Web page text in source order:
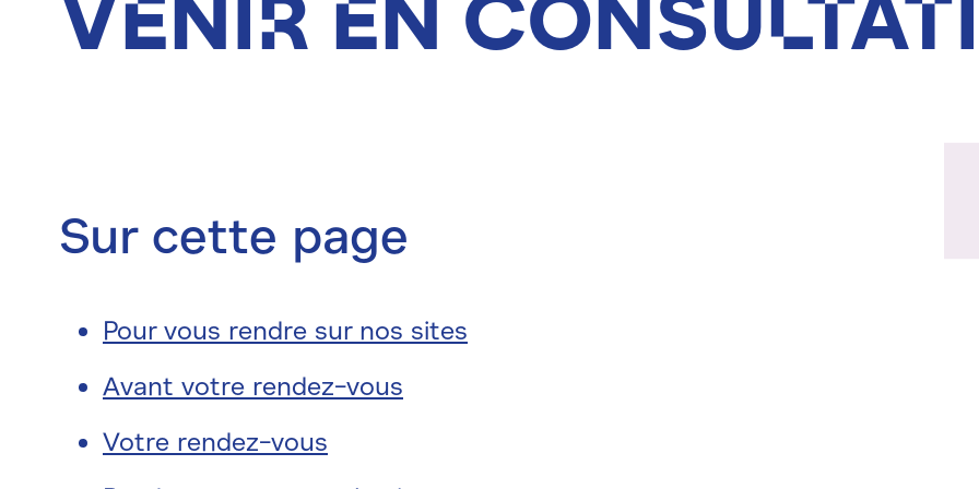
Sur cette page
Pour vous rendre sur nos sites
Avant votre rendez-vous
Votre rendez-vous